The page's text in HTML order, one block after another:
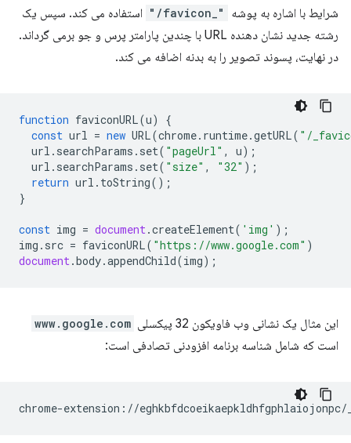
شرایط با اشاره به پوشه
"_favicon/"
استفاده می کند. سپس یک
رشته جدید نشان دهنده URL با چندین پارامتر پرس و جو برمی گرداند.
در نهایت، پسوند تصویر را به بدنه اضافه می کند.
function faviconURL(u)
{
const url = new URL(chrome. runtime.getURL( "/
url . searchParams . set( "pageUrl" , u);
url . searchParams . set( "size" , "32" );
return url . toString();
}
const img = document.createElement( 'img' );
img . src = faviconURL( "https://www.google.com" )
document.body.appendChild(img);
این مثال یک نشانی وب فاویکون 32 پیکسلی www.google.com
است که شامل شناسه برنامه افزودنی تصادفی است: